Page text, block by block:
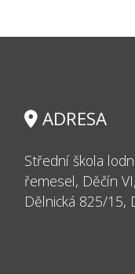
ADRESA
Střední škola
řemesel, Děčín
Dělnická 825/15,